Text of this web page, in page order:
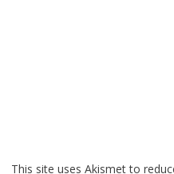
This site uses Akismet to